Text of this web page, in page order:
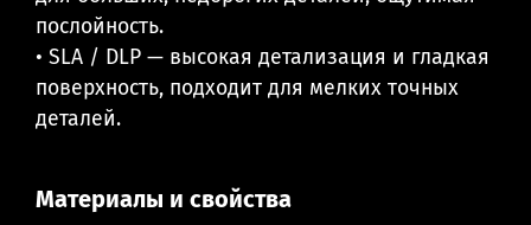
послойность.
• SLA / DLP — высокая детализация и гладкая
поверхность, подходит для мелких точных
деталей.
Материалы и свойства